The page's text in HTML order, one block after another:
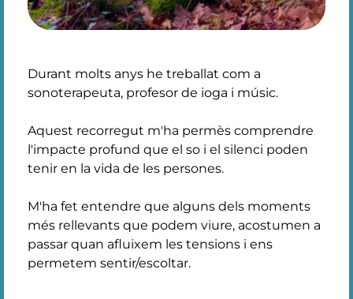
Durant molts anys he treballat com a
sonoterapeuta, profesor de ioga i músic.
Aquest recorregut m'ha permès comprendre
l'impacte profund que el so i el silenci poden
tenir en la vida de les persones.
M'ha fet entendre que alguns dels moments
més rellevants que podem viure, acostumen a
passar quan afluixem les tensions i ens
permetem sentir/escoltar.